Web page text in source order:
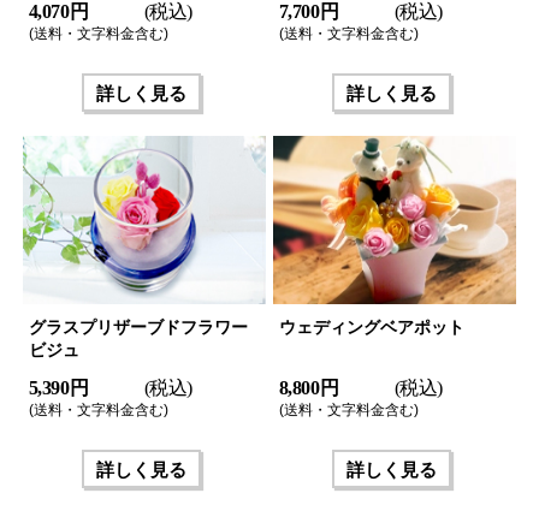
4,070 円 (税込)
(送料・文字料金含む)
詳しく見る
7,700 円 (税込)
(送料・文字料金含む)
詳しく見る
グラスプリザーブドフラワー
ビジュ
5,390 円 (税込)
(送料・文字料金含む)
詳しく見る
ウェディングベアポット
8,800 円 (税込)
(送料・文字料金含む)
詳しく見る